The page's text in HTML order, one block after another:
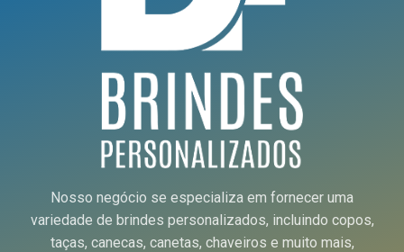
Nosso negócio se especializa em fornecer uma
variedade de brindes personalizados, incluindo copos,
taças, canecas, canetas, chaveiros e muito mais,